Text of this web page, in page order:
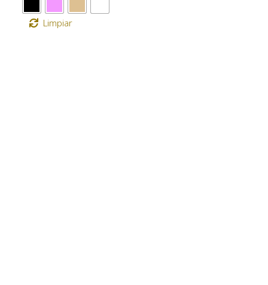
Limpiar